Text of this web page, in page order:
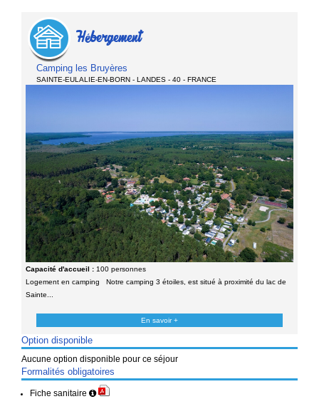
Hébergement
Camping les Bruyères
SAINTE-EULALIE-EN-BORN - LANDES - 40 - FRANCE
Capacité d'accueil : 100 personnes
Logement en camping Notre camping 3 étoiles, est situé à proximité du lac de
Sainte...
En savoir +
Option disponible
Aucune option disponible pour ce séjour
Formalités obligatoires
Fiche sanitaire